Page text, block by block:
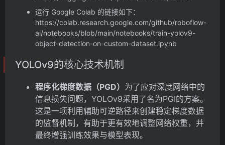
运行 Google Colab 的链接如下：
https://colab.research.google.com/github/roboflow-
ai/notebooks/blob/main/notebooks/train-yolov9-
object-detection-on-custom-dataset.ipynb
YOLOv9的核心技术机制
程序化梯度数据（PGD） 为了应对深度网络中的
信息损失问题，YOLOv9采用了名为PGI的方案。
这是一项利用辅助可逆路径来创建稳定梯度数据
的监督机制，有助于更有效地调整网络权重，并
最终增强训练效果与模型表现。